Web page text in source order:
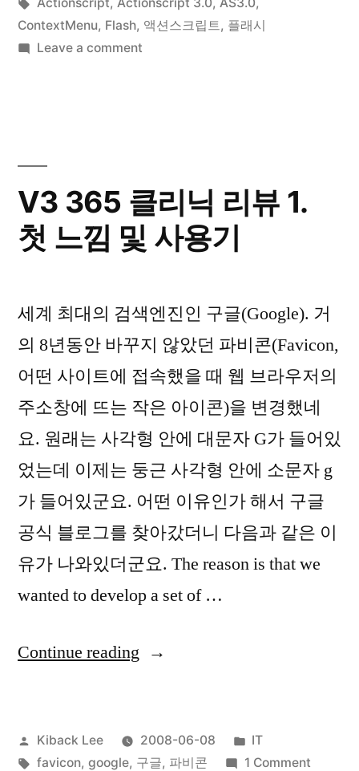
–
1”
ContextMenu, Flash, 액션스크립트, 플래시
Leave a commenton
V3 365 클리닉 리뷰 1.
첫 느낌 및 사용기
세계 최대의 검색엔진인 구글(Google). 거
의 8년동안 바꾸지 않았던 파비콘(Favicon,
어떤 사이트에 접속했을 때 웹 브라우저의
주소창에 뜨는 작은 아이콘)을 변경했네
요. 원래는 사각형 안에 대문자 G가 들어있
었는데 이제는 둥근 사각형 안에 소문자 g
가 들어있군요. 어떤 이유인가 해서 구글
공식 블로그를 찾아갔더니 다음과 같은 이
유가 나와있더군요. The reason is that we
wanted to develop a set of …
Continue reading “V3
리
Posted
by
Kiback Lee 2008-06-08
Posted
in
IT
Tags:
favicon, google, 구글, 파비콘 1 Commenton